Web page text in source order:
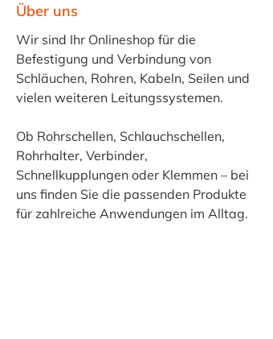
Über uns
Wir sind Ihr Onlineshop für die
Befestigung und Verbindung von
Schläuchen, Rohren, Kabeln, Seilen und
vielen weiteren Leitungssystemen.
Ob Rohrschellen, Schlauchschellen,
Rohrhalter, Verbinder,
Schnellkupplungen oder Klemmen – bei
uns finden Sie die passenden Produkte
für zahlreiche Anwendungen im Alltag.